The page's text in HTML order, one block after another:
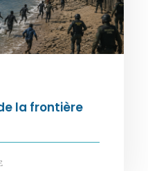
la frontière